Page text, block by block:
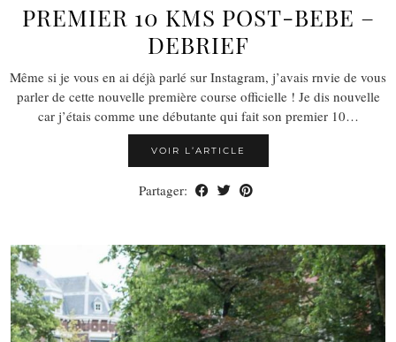
PREMIER 10 KMS POST-BEBE –
DEBRIEF
Même si je vous en ai déjà parlé sur Instagram, j’avais rnvie de vous
parler de cette nouvelle première course officielle ! Je dis nouvelle
car j’étais comme une débutante qui fait son premier 10…
VOIR L’ARTICLE
Partager: